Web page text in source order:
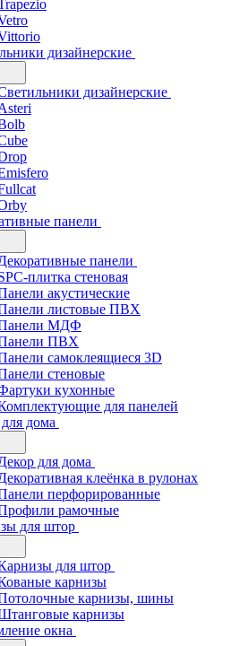
дизайнерские
дизайнерские
панели
панели
плитка стеновая
акустические
листовые ПВХ
МДФ
ПВХ
самоклеящиеся 3D
стеновые
кухонные
для панелей
дома
для дома
клеёнка в рулонах
перфорированные
рамочные
для штор
для штор
карнизы
карнизы, шины
карнизы
окна